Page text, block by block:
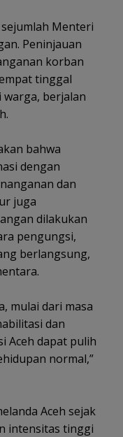
Menteri
Peninjauan
korban
tinggal
warga, berjalan
bahwa
dengan
dan
juga
dilakukan
pengungsi,
berlangsung,
mulai dari masa
dan
Aceh dapat pulih
normal,”
Aceh sejak
intensitas tinggi